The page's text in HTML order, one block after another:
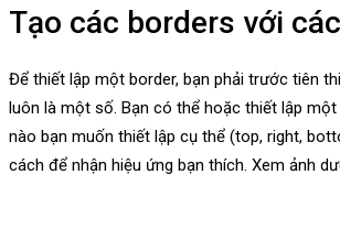
Tạo các borders với
Để thiết lập một border, bạn phải trước tiên
luôn là một số. Bạn có thể hoặc thiết lập
nào bạn muốn thiết lập cụ thể (top, right,
cách để nhận hiệu ứng bạn thích. Xem ảnh